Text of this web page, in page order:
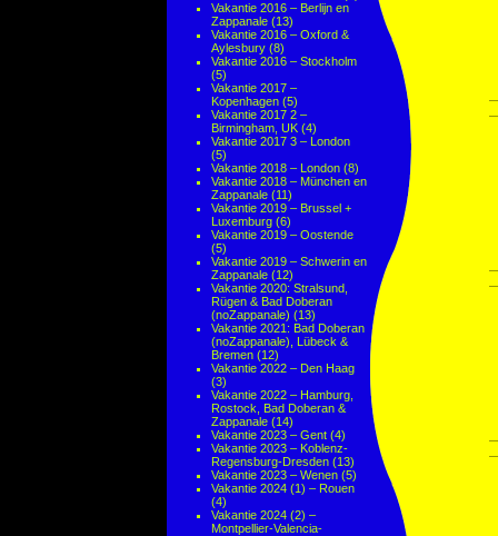
Vakantie 2016 – Berlijn en
Zappanale (13)
Vakantie 2016 – Oxford &
Aylesbury (8)
Vakantie 2016 – Stockholm
(5)
Vakantie 2017 –
Kopenhagen (5)
Vakantie 2017 2 –
Birmingham, UK (4)
Vakantie 2017 3 – London
(5)
Vakantie 2018 – London (8)
Vakantie 2018 – München en
Zappanale (11)
Vakantie 2019 – Brussel +
Luxemburg (6)
Vakantie 2019 – Oostende
(5)
Vakantie 2019 – Schwerin en
Zappanale (12)
Vakantie 2020: Stralsund,
Rügen & Bad Doberan
(noZappanale) (13)
Vakantie 2021: Bad Doberan
(noZappanale), Lübeck &
Bremen (12)
Vakantie 2022 – Den Haag
(3)
Vakantie 2022 – Hamburg,
Rostock, Bad Doberan &
Zappanale (14)
Vakantie 2023 – Gent (4)
Vakantie 2023 – Koblenz-
Regensburg-Dresden (13)
Vakantie 2023 – Wenen (5)
Vakantie 2024 (1) – Rouen
(4)
Vakantie 2024 (2) –
Montpellier-Valencia-